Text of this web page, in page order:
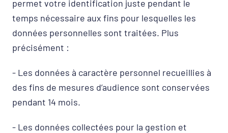
permet votre identification juste pendant le
temps nécessaire aux fins pour lesquelles les
données personnelles sont traitées. Plus
précisément :
- Les données à caractère personnel recueillies à
des fins de mesures d’audience sont conservées
pendant 14 mois.
- Les données collectées pour la gestion et